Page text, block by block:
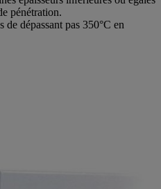
pénétration.
de dépassant pas 350°C en